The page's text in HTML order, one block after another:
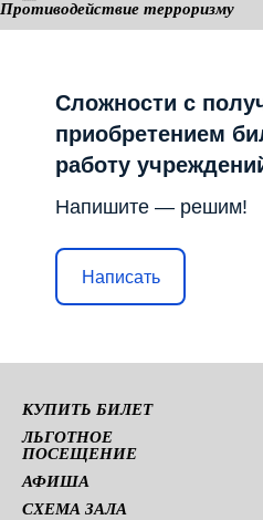
Противодействие терроризму
Сложности с
приобретением
работу
Напишите — решим!
Написать
КУПИТЬ БИЛЕТ
ЛЬГОТНОЕ
ПОСЕЩЕНИЕ
АФИША
СХЕМА ЗАЛА